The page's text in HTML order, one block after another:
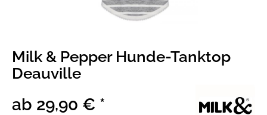
Milk & Pepper Hunde-Tanktop
Deauville
ab 29,90 € *